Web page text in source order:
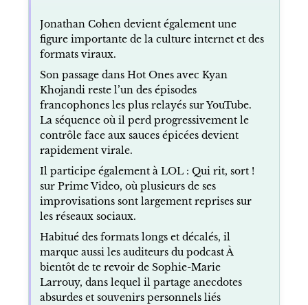
Jonathan Cohen devient également une
figure importante de la culture internet et des
formats viraux.
Son passage dans Hot Ones avec Kyan
Khojandi reste l’un des épisodes
francophones les plus relayés sur YouTube.
La séquence où il perd progressivement le
contrôle face aux sauces épicées devient
rapidement virale.
Il participe également à LOL : Qui rit, sort !
sur Prime Video, où plusieurs de ses
improvisations sont largement reprises sur
les réseaux sociaux.
Habitué des formats longs et décalés, il
marque aussi les auditeurs du podcast À
bientôt de te revoir de Sophie-Marie
Larrouy, dans lequel il partage anecdotes
absurdes et souvenirs personnels liés